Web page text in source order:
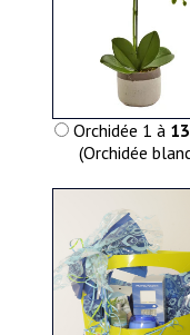
Orchidée 1 à
(Orchidée